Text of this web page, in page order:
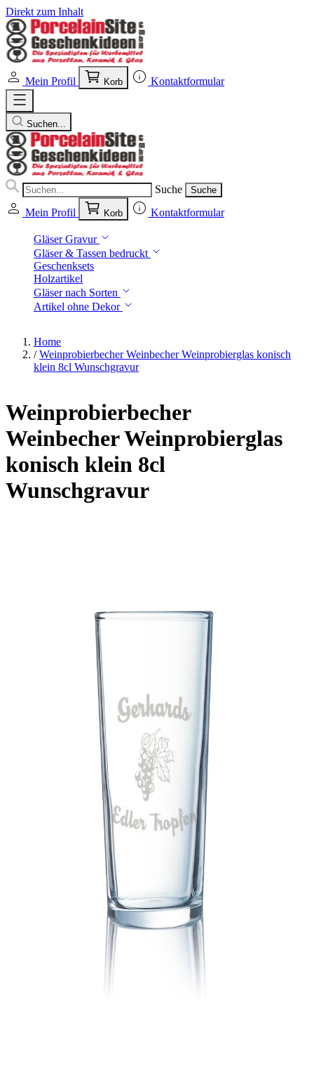
Direkt zum Inhalt
Mein Profil Korb Kontaktformular
Suchen...
Suche Suche
Mein Profil Korb Kontaktformular
Gläser Gravur
Gläser & Tassen bedruckt
Geschenksets
Holzartikel
Gläser nach Sorten
Artikel ohne Dekor
Home
/ Weinprobierbecher Weinbecher Weinprobierglas konisch
klein 8cl Wunschgravur
Weinprobierbecher
Weinbecher Weinprobierglas
konisch klein 8cl
Wunschgravur